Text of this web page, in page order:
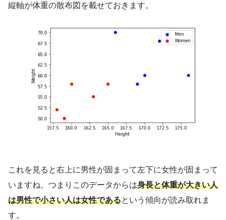
縦軸が体重の散布図を載せておきます。
これを見ると右上に男性が固まって左下に女性が固まって
いますね。つまりこのデータからは身長と体重が大きい人
は男性で小さい人は女性であるという傾向が読み取れま
す。